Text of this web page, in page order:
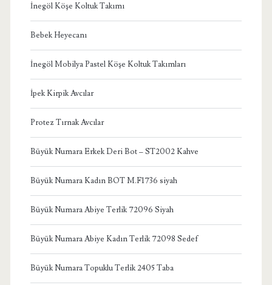
İnegöl Köşe Koltuk Takımı
Bebek Heyecanı
İnegöl Mobilya Pastel Köşe Koltuk Takımları
İpek Kirpik Avcılar
Protez Tırnak Avcılar
Büyük Numara Erkek Deri Bot – ST2002 Kahve
Büyük Numara Kadın BOT M.F1736 siyah
Büyük Numara Abiye Terlik 72096 Siyah
Büyük Numara Abiye Kadın Terlik 72098 Sedef
Büyük Numara Topuklu Terlik 2405 Taba